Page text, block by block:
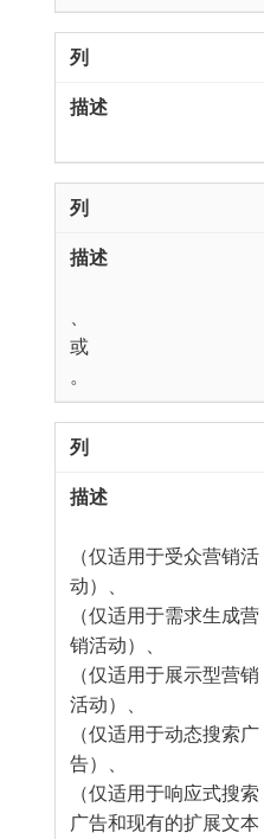
、
或
。
（仅适用于受众营销活
动）、
（仅适用于需求生成营
销活动）、
（仅适用于展示型营销
活动）、
（仅适用于动态搜索广
告）、
（仅适用于响应式搜索
广告和现有的扩展文本